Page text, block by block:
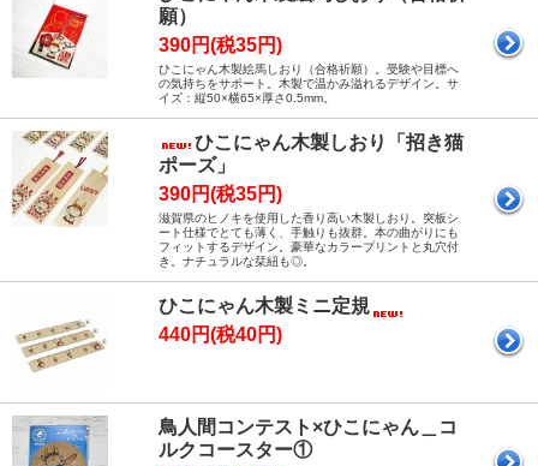
願）
390円(税35円)
ひこにゃん木製絵馬しおり（合格祈願）。受験や目標へ
の気持ちをサポート。木製で温かみ溢れるデザイン。サ
イズ：縦50×横65×厚さ0.5mm。
ひこにゃん木製しおり「招き猫
ポーズ」
390円(税35円)
滋賀県のヒノキを使用した香り高い木製しおり。突板シ
ート仕様でとても薄く、手触りも抜群。本の曲がりにも
フィットするデザイン。豪華なカラープリントと丸穴付
き。ナチュラルな栞紐も◎。
ひこにゃん木製ミニ定規
440円(税40円)
鳥人間コンテスト×ひこにゃん＿コ
ルクコースター①